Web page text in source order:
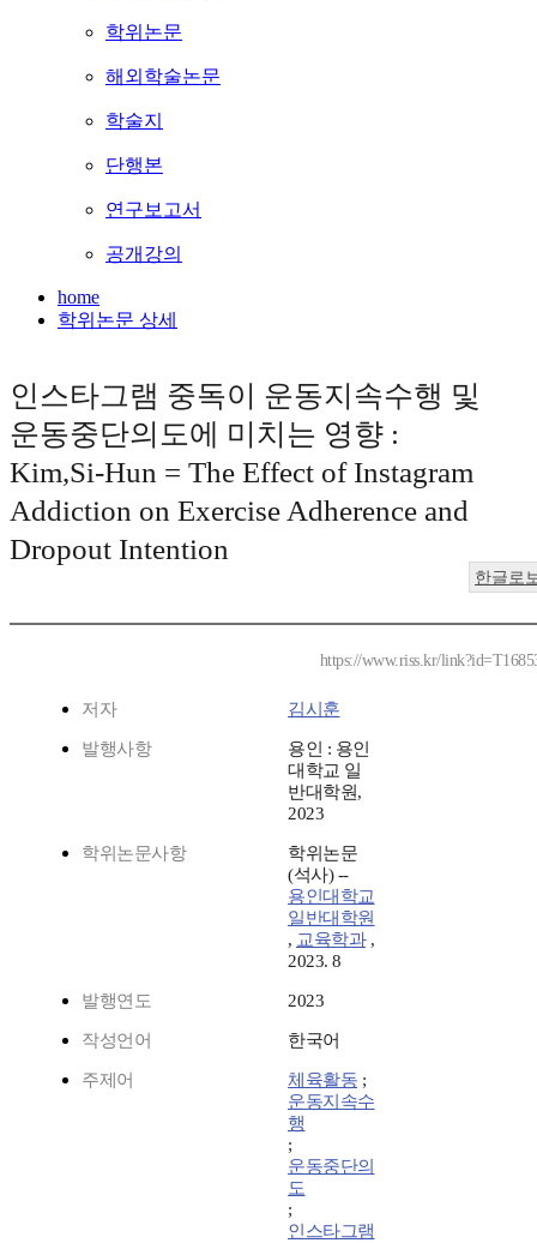
학위논문
해외학술논문
학술지
단행본
연구보고서
공개강의
home
학위논문 상세
인스타그램 중독이 운동지속수행 및
운동중단의도에 미치는 영향 :
Kim,Si-Hun = The Effect of Instagram
Addiction on Exercise Adherence and
Dropout Intention
한글로
https://www.riss.kr/
저자 김시훈
발행사항
용인 : 용인
대학교 일
반대학원,
2023
학위논문사항
학위논문
(석사) --
용인대학교
일반대학원
, 교육학과,
2023. 8
발행연도 2023
작성언어 한국어
주제어 체육활동 ;
운동지속수
행
;
운동중단의
도
;
인스타그램